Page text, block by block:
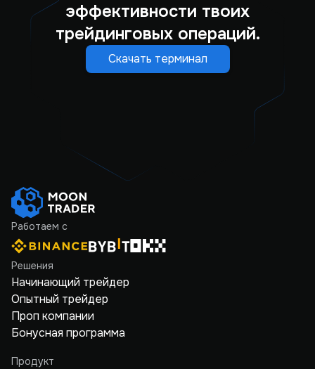
эффективности твоих
трейдинговых операций.
Скачать терминал
Работаем с
Решения
Начинающий трейдер
Опытный трейдер
Проп компании
Бонусная программа
Продукт